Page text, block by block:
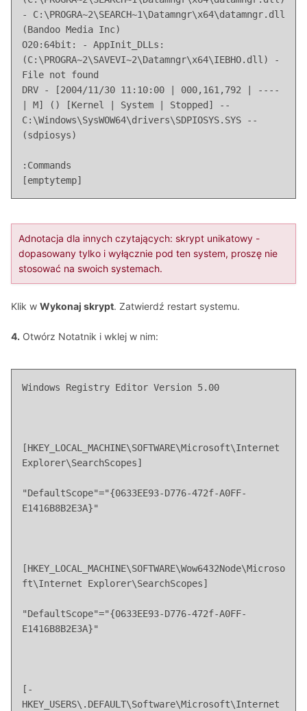
- C:\PROGRA~2\SEARCH~1\Datamngr\x64\datamngr.dll
(Bandoo Media Inc)
O20:64bit: - AppInit_DLLs:
(C:\PROGRA~2\SAVEVI~2\Datamngr\x64\IEBHO.dll) -
File not found
DRV - [2004/11/30 11:10:00 | 000,161,792 | ----
| M] () [Kernel | System | Stopped] --
C:\Windows\SysWOW64\drivers\SDPIOSYS.SYS --
(sdpiosys)
:Commands
[emptytemp]
Adnotacja dla innych czytających: skrypt unikatowy -
dopasowany tylko i wyłącznie pod ten system, proszę nie
stosować na swoich systemach.
Klik w Wykonaj skrypt. Zatwierdź restart systemu.
4. Otwórz Notatnik i wklej w nim:
Windows Registry Editor Version 5.00
[HKEY_LOCAL_MACHINE\SOFTWARE\Microsoft\Internet
Explorer\SearchScopes]
"DefaultScope"="{0633EE93-D776-472f-A0FF-
E1416B8B2E3A}"
[HKEY_LOCAL_MACHINE\SOFTWARE\Wow6432Node\Microso
ft\Internet Explorer\SearchScopes]
"DefaultScope"="{0633EE93-D776-472f-A0FF-
E1416B8B2E3A}"
[-
HKEY_USERS\.DEFAULT\Software\Microsoft\Internet